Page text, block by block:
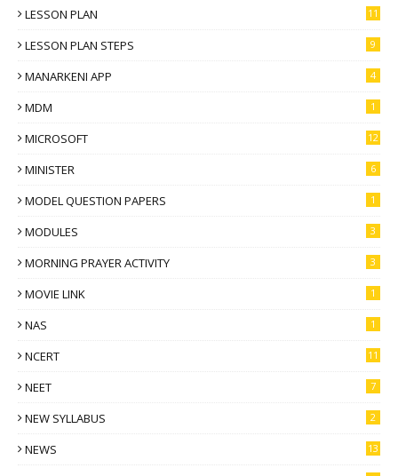
LESSON PLAN 11
LESSON PLAN STEPS 9
MANARKENI APP 4
MDM 1
MICROSOFT 12
MINISTER 6
MODEL QUESTION PAPERS 1
MODULES 3
MORNING PRAYER ACTIVITY 3
MOVIE LINK 1
NAS 1
NCERT 11
NEET 7
NEW SYLLABUS 2
NEWS 13